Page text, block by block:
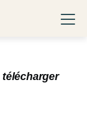
télécharger